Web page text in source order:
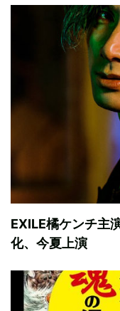
EXILE橘ケンチ主
化、今夏上演